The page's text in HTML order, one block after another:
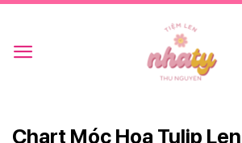
content
Chart Móc Hoa Tulip